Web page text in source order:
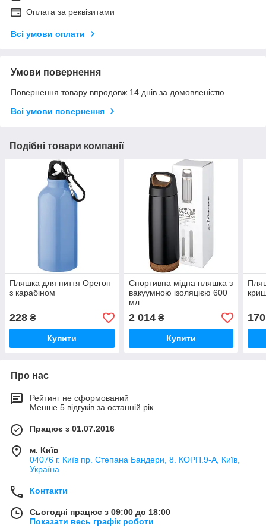
Оплата за реквізитами
Всі умови оплати
Умови повернення
Повернення товару впродовж 14 днів за домовленістю
Всі умови повернення
Подібні товари компанії
Пляшка для пиття Орегон
з карабіном
228 ₴
Купити
Спортивна мідна пляшка з
вакуумною ізоляцією 600
мл
2 014₴
Купити
170
Про нас
Рейтинг не сформований
Менше 5 відгуків за останній рік
Працює з 01.07.2016
м. Київ
04076 г. Київ пр. Степана Бандери, 8. КОРП.9-А, Київ,
Україна
Контакти
Сьогодні працює з 09:00 до 18:00
Показати весь графік роботи